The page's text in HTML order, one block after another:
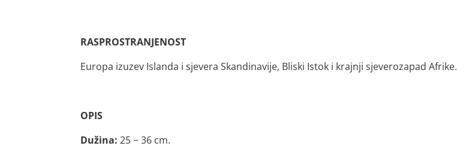
RASPROSTRANJENOST
Europa izuzev Islanda i sjevera Skandinavije, Bliski Istok i krajnji sjeverozapad Afrike.
OPIS
Dužina: 25 − 36 cm.